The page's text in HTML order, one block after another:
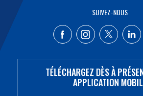
SUIVEZ-NOUS
TÉLÉCHARGEZ DÈS À
APPLICATION